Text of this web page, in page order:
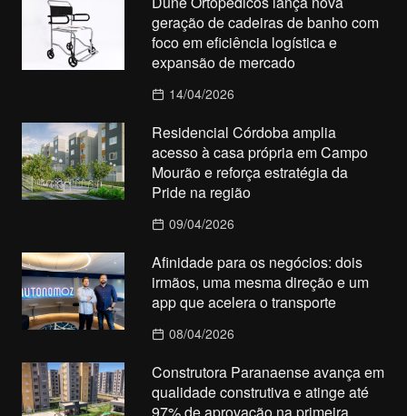
geração de cadeiras de banho com
foco em eficiência logística e
expansão de mercado
14/04/2026
Residencial Córdoba amplia
acesso à casa própria em Campo
Mourão e reforça estratégia da
Pride na região
09/04/2026
Afinidade para os negócios: dois
irmãos, uma mesma direção e um
app que acelera o transporte
08/04/2026
Construtora Paranaense avança em
qualidade construtiva e atinge até